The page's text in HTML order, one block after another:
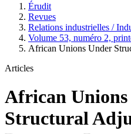
Érudit
Revues
Relations industrielles /
Volume 53, numéro 2,
African Unions Under
Articles
African
Structural